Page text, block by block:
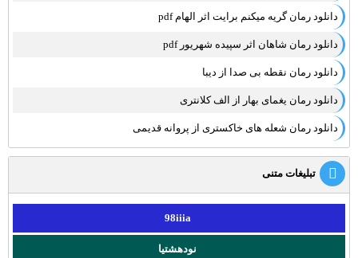
دانلود رمان گریه میکنم برایت اثر الهام pdf
دانلود رمان شاهان اثر سپیده شهریور pdf
دانلود رمان نقطه بی صدا از دیبا
دانلود رمان یغمای بهار از الف کلانتری
دانلود رمان شعله های خاکستری از پروانه قدیمی
تبلیغات متنی
98iiia
نودهشتیا